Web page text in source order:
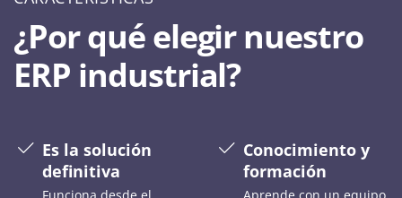
¿Por qué elegir nuestro
ERP industrial?
Es la solución
definitiva
Conocimiento y
formación